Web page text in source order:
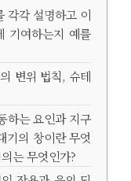
각각 설명하고 이
기여하는지 예를
변위 법칙, 슈테
하는 요인과 지구
기의 창이란 무엇
는 무엇인가?